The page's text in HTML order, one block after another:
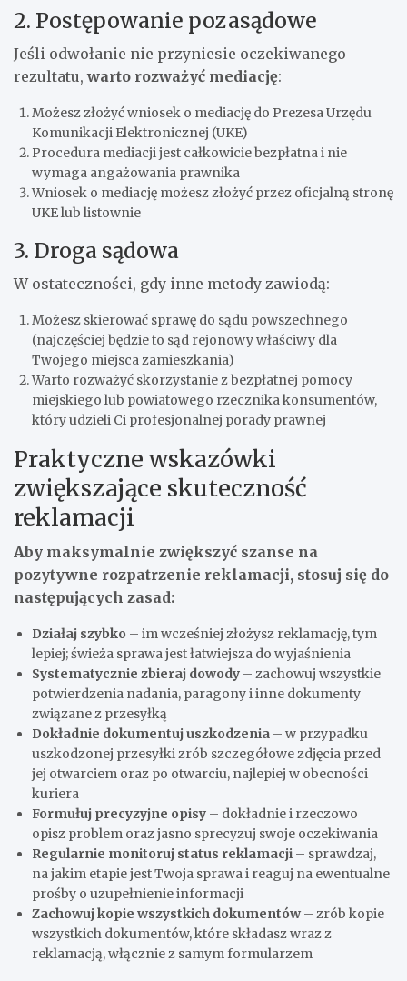
2. Postępowanie pozasądowe
Jeśli odwołanie nie przyniesie oczekiwanego
rezultatu,warto rozważyć mediację:
Możesz złożyć wniosek o mediację do Prezesa Urzędu
Komunikacji Elektronicznej (UKE)
Procedura mediacji jest całkowicie bezpłatna i nie
wymaga angażowania prawnika
Wniosek o mediację możesz złożyć przez oficjalną stronę
UKE lub listownie
3. Droga sądowa
W ostateczności, gdy inne metody zawiodą:
Możesz skierować sprawę do sądu powszechnego
(najczęściej będzie to sąd rejonowy właściwy dla
Twojego miejsca zamieszkania)
Warto rozważyć skorzystanie z bezpłatnej pomocy
miejskiego lub powiatowego rzecznika konsumentów,
który udzieli Ci profesjonalnej porady prawnej
Praktyczne wskazówki
zwiększające skuteczność
reklamacji
Aby maksymalnie zwiększyć szanse na
pozytywne rozpatrzenie reklamacji, stosuj się do
następujących zasad:
Działaj szybko – im wcześniej złożysz reklamację, tym
lepiej; świeża sprawa jest łatwiejsza do wyjaśnienia
Systematycznie zbieraj dowody – zachowuj wszystkie
potwierdzenia nadania, paragony i inne dokumenty
związane z przesyłką
Dokładnie dokumentuj uszkodzenia – w przypadku
uszkodzonej przesyłki zrób szczegółowe zdjęcia przed
jej otwarciem oraz po otwarciu, najlepiej w obecności
kuriera
Formułuj precyzyjne opisy – dokładnie i rzeczowo
opisz problem oraz jasno sprecyzuj swoje oczekiwania
Regularnie monitoruj status reklamacji – sprawdzaj,
na jakim etapie jest Twoja sprawa i reaguj na ewentualne
prośby o uzupełnienie informacji
Zachowuj kopie wszystkich dokumentów– zrób kopie
wszystkich dokumentów, które składasz wraz z
reklamacją, włącznie z samym formularzem